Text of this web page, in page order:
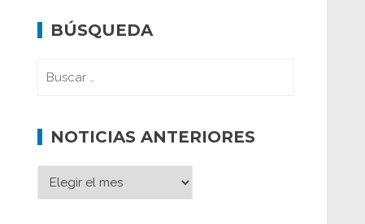
BÚSQUEDA
NOTICIAS ANTERIORES